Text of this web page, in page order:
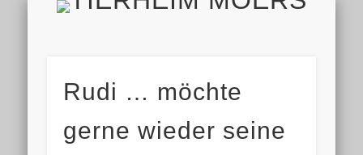
HOME
AKTUELL
ALLE TIERE
HELFEN
TIERHEIM & VEREIN
VIELEN DANK!
IMPRESSUM & DATENSCHUTZ
FINDEFIX
Rudi … möchte
gerne wieder seine